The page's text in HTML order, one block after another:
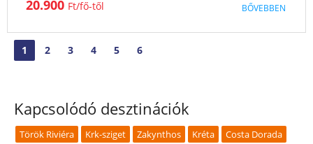
DEC
ÁPR
20.900 Ft BŐVEBBEN
1 2 3 4 5 6
Kapcsolódó desztinációk
Török Riviéra Krk-sziget Zakynthos Kréta
Costa Dorada